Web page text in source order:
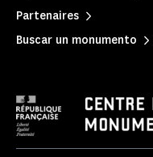
Partenaires
Buscar un monumento